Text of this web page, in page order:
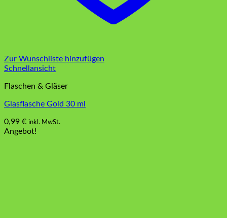
Zur Wunschliste hinzufügen
Schnellansicht
Flaschen & Gläser
Glasflasche Gold 30 ml
0,99 € inkl. MwSt.
Angebot!